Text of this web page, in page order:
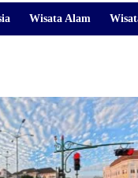
Wisata Alam